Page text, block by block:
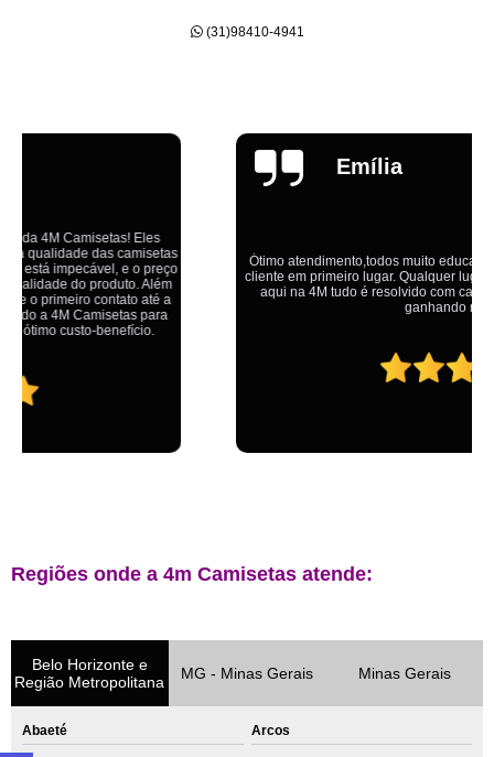
(31)98410-4941
Ótimo atendimento,todos muito educados, prestativos e que colocam o
cliente em primeiro lugar. Qualquer lugar tem problemas,isso é fato, mas
aqui na 4M tudo é resolvido com calma e de forma que todos saem
Regiões onde a 4m Camisetas atende:
Belo Horizonte e
Região Metropolitana
MG - Minas Gerais Minas Gerais
Abaeté Arcos